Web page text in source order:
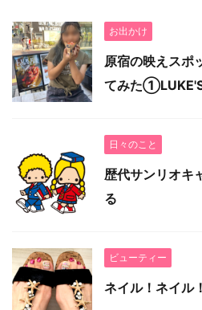
お出かけ
原宿の映えスポ
てみた
日々のこと
歴代サンリオキ
る
ビューティー
ネイル！ネイル